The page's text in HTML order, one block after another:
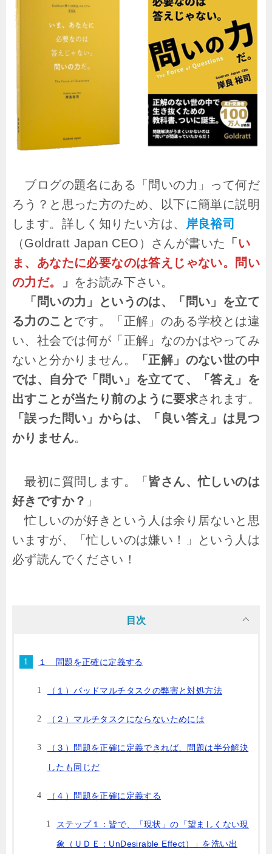
ブログの題名にある「問いの力」って何だ
ろう？と思った方のため、以下に簡単に説明
します。詳しく知りたい方は、
岸良裕司
（Goldratt Japan CEO）さんが書いた
「 い
ま、あなたに必要なのは答えじゃない。問い
の力だ。
」 をお読み下さい。
「問いの力」というのは、「問い」を立て
る力のことです。「正解」のある学校とは違
い、社会では何が「正解」なのかはやってみ
ないと分かりません。
「正解」のない世の中
では、自分で「問い」を立てて、「答え」を
出すことが当たり前のように要求されます。
「誤った問い」からは、「良い答え」は見つ
かりません。
最初に質問します。「 皆さん、忙しいのは
好きですか？ 」
忙しいのが好きという人は余り居ないと思
いますが、「忙しいのは嫌い！」という人は
必ず読んでください！
目次
１ 問題を正確に定義する
（１）バッドマルチタスクの弊害と対処方法
（２）マルチタスクにならないためには
（３）問題を正確に定義できれば、問題は半分解決
したも同じだ
（４）問題を正確に定義する
ステップ１：皆で、「現状」の「望ましくない現
象（ＵＤＥ：UnDesirable Effect）」を洗い出